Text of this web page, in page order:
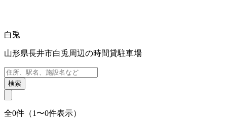
白兎
山形県長井市白兎周辺の時間貸駐車場
検索
全0件（1〜0件表示）